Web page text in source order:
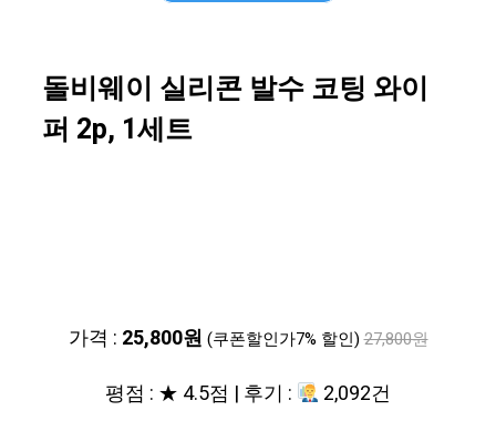
돌비웨이 실리콘 발수 코팅 와이
퍼 2p, 1세트
가격 : 25,800원 (쿠폰할인가7% 할인) 27,800원
평점 : ★ 4.5점 | 후기 : 2,092건